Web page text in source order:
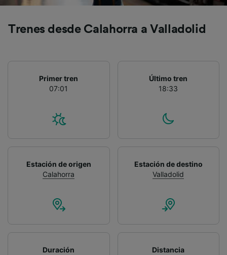
Trenes desde Calahorra a Valladolid
Primer tren
07:01
Último tren
18:33
Estación de origen
Calahorra
Estación de destino
Valladolid
Duración
Distancia